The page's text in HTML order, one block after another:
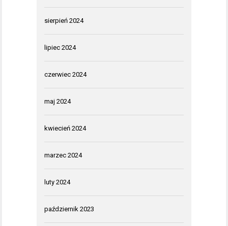
sierpień 2024
lipiec 2024
czerwiec 2024
maj 2024
kwiecień 2024
marzec 2024
luty 2024
październik 2023